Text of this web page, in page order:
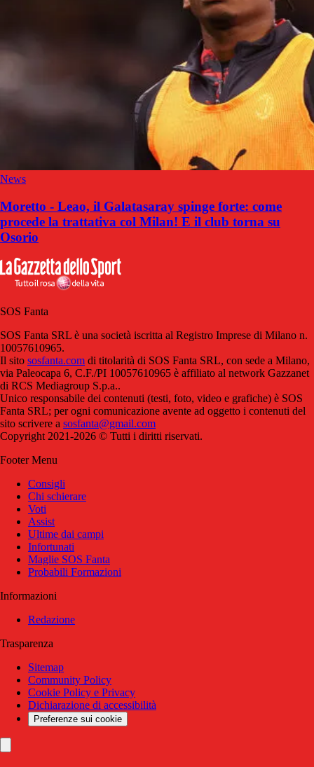
News
Moretto - Leao, il Galatasaray spinge forte: come
procede la trattativa col Milan! E il club torna su
Osorio
SOS Fanta
SOS Fanta SRL è una società iscritta al Registro Imprese di Milano n.
10057610965.
Il sito sosfanta.com di titolarità di SOS Fanta SRL, con sede a Milano,
via Paleocapa 6, C.F./PI 10057610965 è affiliato al network Gazzanet
di RCS Mediagroup S.p.a..
Unico responsabile dei contenuti (testi, foto, video e grafiche) è SOS
Fanta SRL; per ogni comunicazione avente ad oggetto i contenuti del
sito scrivere a sosfanta@gmail.com
Copyright 2021-2026 © Tutti i diritti riservati.
Footer Menu
Consigli
Chi schierare
Voti
Assist
Ultime dai campi
Infortunati
Maglie SOS Fanta
Probabili Formazioni
Informazioni
Redazione
Trasparenza
Sitemap
Community Policy
Cookie Policy e Privacy
Dichiarazione di accessibilità
Preferenze sui cookie